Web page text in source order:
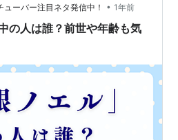
ーバー注目ネタ発信中！ • 1年前
の人は誰？前世や年齢も気